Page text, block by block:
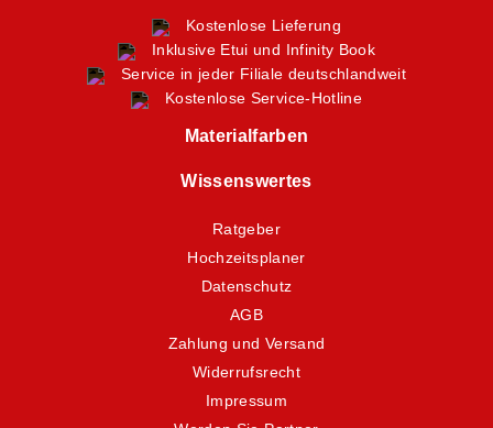
Kostenlose Lieferung
Inklusive Etui und Infinity Book
Service in jeder Filiale deutschlandweit
Kostenlose Service-Hotline
Materialfarben
Wissenswertes
Ratgeber
Hochzeitsplaner
Datenschutz
AGB
Zahlung und Versand
Widerrufsrecht
Impressum